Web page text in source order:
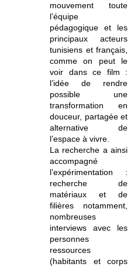
mouvement toute
l’équipe
pédagogique et les
principaux acteurs
tunisiens et français,
comme on peut le
voir dans ce film :
l’idée de rendre
possible une
transformation en
douceur, partagée et
alternative de
l’espace à vivre.
La recherche a ainsi
accompagné
l’expérimentation :
recherche de
matériaux et de
filières notamment,
nombreuses
interviews avec les
personnes
ressources
(habitants et corps